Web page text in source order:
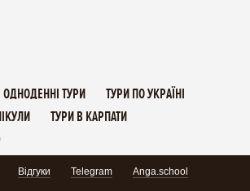
ОДНОДЕННІ ТУРИ
ТУРИ ПО УКРАЇНІ
ТУРИ В КАРПАТИ
Відгуки Telegram Anga.school